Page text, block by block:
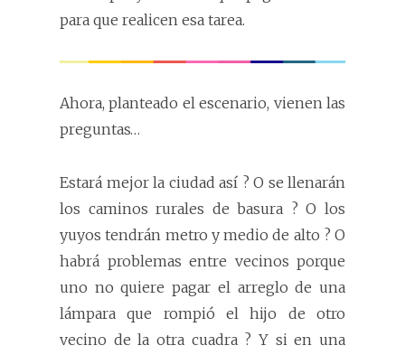
para que realicen esa tarea.
Ahora, planteado el escenario, vienen las
preguntas…
Estará mejor la ciudad así ? O se llenarán
los caminos rurales de basura ? O los
yuyos tendrán metro y medio de alto ? O
habrá problemas entre vecinos porque
uno no quiere pagar el arreglo de una
lámpara que rompió el hijo de otro
vecino de la otra cuadra ? Y si en una